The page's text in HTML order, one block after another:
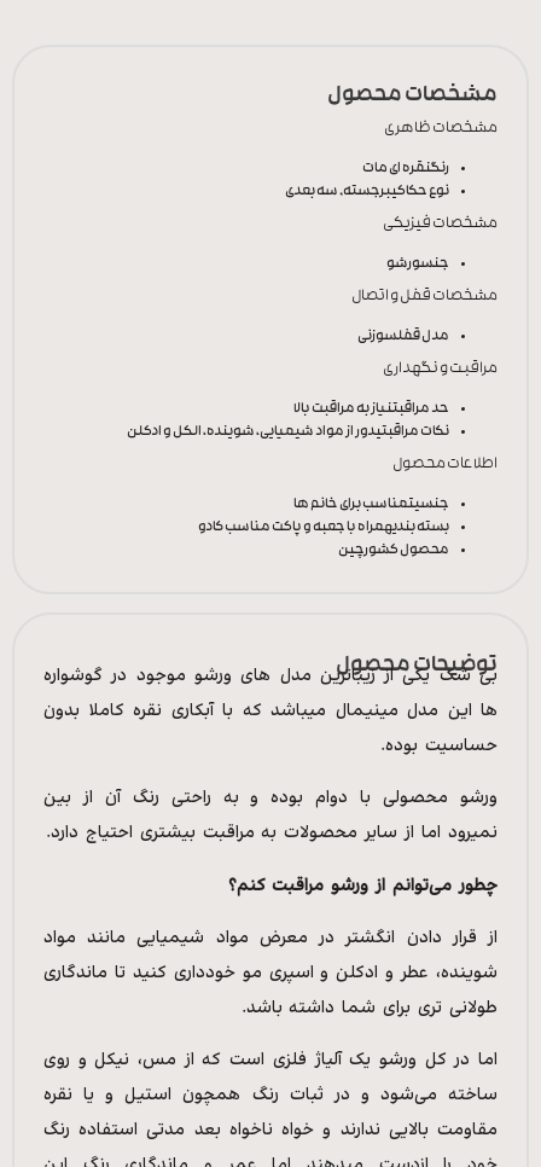
مشخصات محصول
مشخصات ظاهری
رنگنقره ای مات
نوع حکاکیبرجسته, سه بعدی
مشخصات فیزیکی
جنسورشو
مشخصات قفل و اتصال
مدل قفلسوزنی
مراقبت و نگهداری
حد مراقبتنیاز به مراقبت بالا
نکات مراقبتیدور از مواد شیمیایی، شوینده، الکل و ادکلن
اطلاعات محصول
جنسیتمناسب برای خانم ها
بسته بندیهمراه با جعبه و پاکت مناسب کادو
محصول کشورچین
توضیحات محصول
بی شک یکی از زیباترین مدل های ورشو موجود در گوشواره
ها این مدل مینیمال میباشد که با آبکاری نقره کاملا بدون
حساسیت بوده.
ورشو محصولی با دوام بوده و به راحتی رنگ آن از بین
نمیرود اما از سایر محصولات به مراقبت بیشتری احتیاج دارد.
چطور می‌توانم از ورشو مراقبت کنم؟
از قرار دادن انگشتر در معرض مواد شیمیایی مانند مواد
شوینده، عطر و ادکلن و اسپری مو خودداری کنید تا ماندگاری
طولانی تری برای شما داشته باشد.
اما در کل ورشو یک آلیاژ فلزی است که از مس، نیکل و روی
ساخته می‌شود و در ثبات رنگ همچون استیل و یا نقره
مقاومت بالایی ندارند و خواه ناخواه بعد مدتی استفاده رنگ